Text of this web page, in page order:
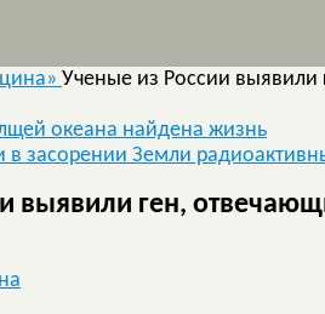
Ученые из России выявили
океана найдена жизнь
в засорении Земли
выявили ген,